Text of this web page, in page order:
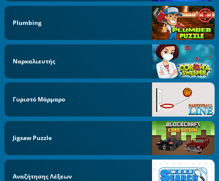
Plumbing
Ναρκαλιευτής
Γυριστό Μάρμαρο
Jigsaw Puzzle
Αναζήτησης Λέξεων